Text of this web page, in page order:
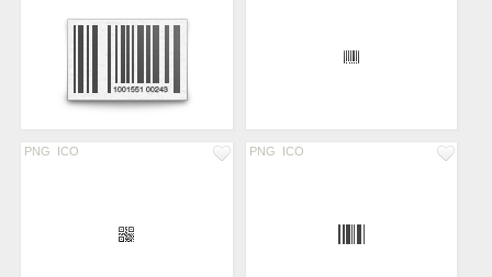
PNG ICO PNG ICO